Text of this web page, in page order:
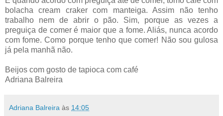
bolacha cream craker com manteiga. Assim não tenho
trabalho nem de abrir o pão. Sim, porque as vezes a
preguiça de comer é maior que a fome. Aliás, nunca acordo
com fome. Como porque tenho que comer! Não sou gulosa
já pela manhã não.
Beijos com gosto de tapioca com café
Adriana Balreira
Adriana Balreira às 14:05